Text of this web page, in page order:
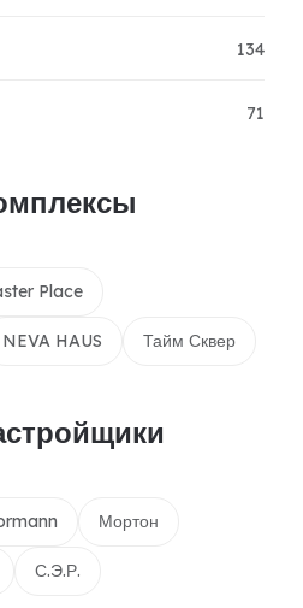
134
71
Place
NEVA HAUS Тайм Сквер
Мортон
С.Э.Р.